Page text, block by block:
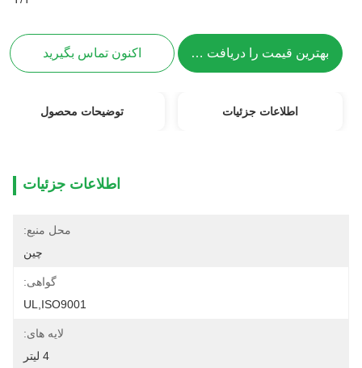
بهترین قیمت را دریافت کنید اکنون تماس بگیرید
اطلاعات جزئیات توضیحات محصول
اطلاعات جزئیات
محل منبع:
چین
گواهی:
UL,ISO9001
لایه های:
4 لیتر